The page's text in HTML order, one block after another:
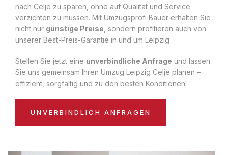
nach Celje zu sparen, ohne auf Qualität und Service
verzichten zu müssen. Mit Umzugsprofi Bauer erhalten Sie
nicht nur günstige Preise , sondern profitieren auch von
unserer Best-Preis-Garantie in und um Leipzig.
Stellen Sie jetzt eine unverbindliche Anfrage und lassen
Sie uns gemeinsam Ihren Umzug Leipzig Celje planen –
effizient, sorgfältig und zu den besten Konditionen:
UNVERBINDLICH ANFRAGEN